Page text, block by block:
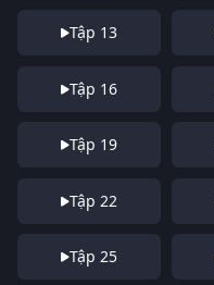
Tập 13
Tập 16
Tập 19
Tập 22
Tập 25